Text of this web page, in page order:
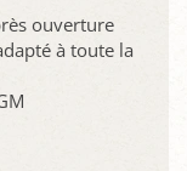
ouverture
à toute la